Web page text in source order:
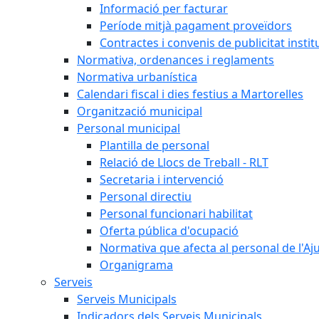
Informació per facturar
Període mitjà pagament proveïdors
Contractes i convenis de publicitat
Normativa, ordenances i reglaments
Normativa urbanística
Calendari fiscal i dies festius a Martorelles
Organització municipal
Personal municipal
Plantilla de personal
Relació de Llocs de Treball - RLT
Secretaria i intervenció
Personal directiu
Personal funcionari habilitat
Oferta pública d'ocupació
Normativa que afecta al personal de
Organigrama
Serveis
Serveis Municipals